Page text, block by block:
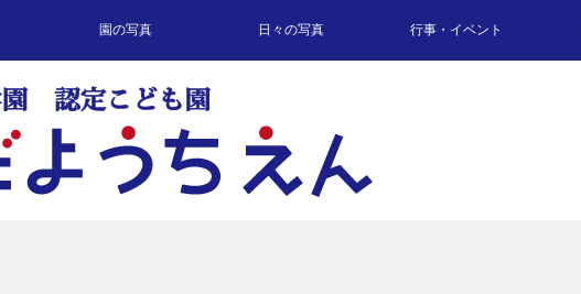
園の写真 日々の写真 行事・イベント